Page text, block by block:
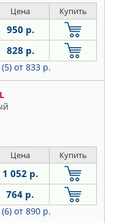
Цена Купить
950 р.
828 р.
от 833 р.
Цена Купить
1 052 р.
764 р.
от 890 р.